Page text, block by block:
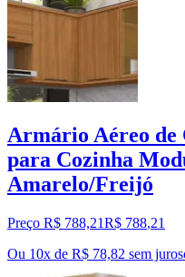
Armário Aéreo de
para Cozinha
Amarelo/Freijó
Preço R$ 788,21R$ 788,21
Ou 10x de R$ 78,82 sem juros